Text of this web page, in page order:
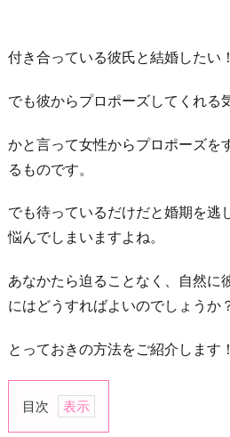
付き合っている彼氏と結婚したい！
でも彼からプロポーズしてくれる
かと言って女性からプロポーズを
るものです。
でも待っているだけだと婚期を逃
悩んでしまいますよね。
あなかたら迫ることなく、自然に
にはどうすればよいのでしょうか
とっておきの方法をご紹介します！
目次
1.